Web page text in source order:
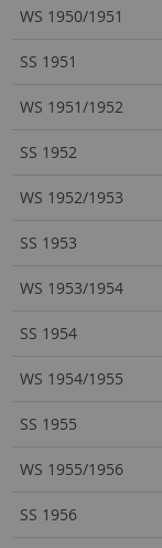
WS 1950/1951
SS 1951
WS 1951/1952
SS 1952
WS 1952/1953
SS 1953
WS 1953/1954
SS 1954
WS 1954/1955
SS 1955
WS 1955/1956
SS 1956